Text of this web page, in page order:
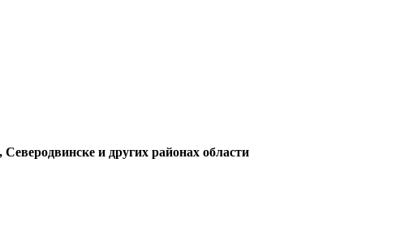
и других районах области